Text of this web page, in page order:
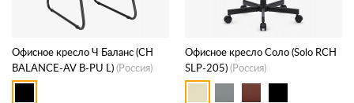
Офисное кресло Ч Баланс (CH
BALANCE-AV B-PU L)(Россия)
Офисное кресло Соло (Solo RCH
SLP-205)(Россия)